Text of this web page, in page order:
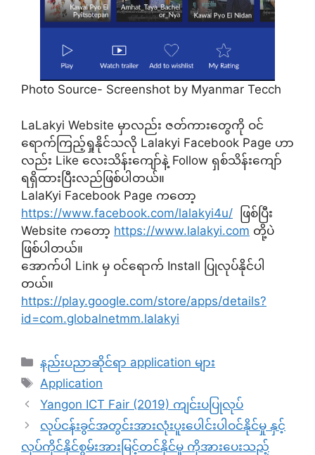
Photo Source- Screenshot by Myanmar Tecch
LaLakyi Website မှာလည်း ဇတ်ကားတွေကို ဝင်
ရောက်ကြည့်ရှုနိုင်သလို Lalakyi Facebook Page ဟာ
လည်း Like လေးသိန်းကျော်နဲ့ Follow ရှစ်သိန်းကျော်
ရရှိထားပြီးလည်ဖြစ်ပါတယ်။
LalaKyi Facebook Page ကတော့
https://www.facebook.com/lalakyi4u/ ဖြစ်ပြီး
Website ကတော့ https://www.lalakyi.com တို့ပဲ
ဖြစ်ပါတယ်။
အောက်ပါ Link မှ ဝင်ရောက် Install ပြုလုပ်နိုင်ပါ
တယ်။
https://play.google.com/store/apps/details?
id=com.globalnetmm.lalakyi
Categories
နည်းပညာဆိုင်ရာ application များ
Tags
Application
Yangon ICT Fair (2019) ကျင်းပပြုလုပ်
လုပ်ငန်းခွင်အတွင်းအားလုံးပူးပေါင်းပါဝင်နိုင်မှု နှင့်
လုပ်ကိုင်နိုင်စွမ်းအားမြင့်တင်နိုင်မှု ကိုအားပေးသည့်